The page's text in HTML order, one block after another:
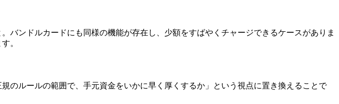
ンドルカードにも同様の機能が存在し、少額をすばやくチャージできるケースがありま
。
のルールの範囲で、手元資金をいかに早く厚くするか」という視点に置き換えることで